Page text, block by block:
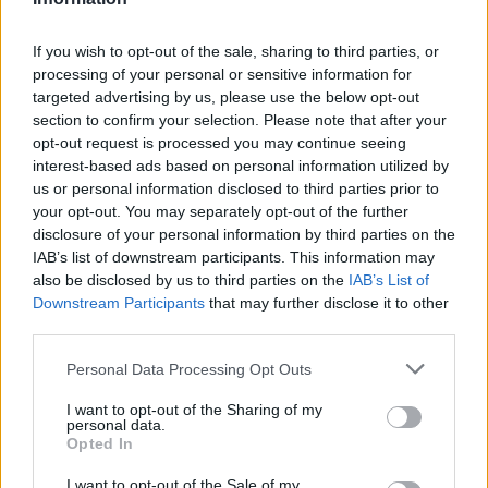
If you wish to opt-out of the sale, sharing to third parties, or
processing of your personal or sensitive information for
targeted advertising by us, please use the below opt-out
section to confirm your selection. Please note that after your
opt-out request is processed you may continue seeing
interest-based ads based on personal information utilized by
us or personal information disclosed to third parties prior to
your opt-out. You may separately opt-out of the further
disclosure of your personal information by third parties on the
IAB’s list of downstream participants. This information may
also be disclosed by us to third parties on the IAB’s List of
Downstream Participants that may further disclose it to other
Personal Data Processing Opt Outs
I want to opt-out of the Sharing of my
personal data.
Opted In
Απομακρυσμένης Πρόσβασης για
Επιχειρήσεις και Ιδιώτες
Rittal Greece – Λύσεις Cooling για τα
Data Center Επόμενης Γενιάς
Post-Quantum Cryptography: Τι
σημαίνει πρακτικά για τις ελληνικές
επιχειρήσεις
Browser extensions: Ένα αυξανόμενο
πεδίο επιθέσεων
περιβάλλοντα απειλών. Επενδύστε σε εκπαίδευση και
πόρους που ενισχύουν την προσαρμοστικότητα των
εργαζομένων.
Χρησιμοποιήστε στοιχεία πληροφοριών για απειλές
threat
Αξιοποιήστε στοιχεία πληροφοριών για απειλές πραγματικού
χρόνου για να λαμβάνετε προληπτικές και περισσότερο
τεκμηριωμένες αποφάσεις. Προσαρμόστε τις πολιτικές, τα
εργαλεία και τα πρωτόκολλά σας με βάση πληροφορίες που
βασίζονται σε δεδομένα, ώστε να μπορείτε να προσαρμόζετε
τις άμυνες σας απρόσκοπτα καθώς προκύπτουν νέες απειλές.
Μοιραστείτε πληροφορίες σε πραγματικό χρόνο για
προσαρμοστικότητα σε πραγματικό χρόνο: Να
ενημερώνετε διαρκώς τους υπαλλήλους σας για τις
προσαρμόζονται σε αυτούς. Μοιραστείτε πληροφορίες και
κλάδο για να αποκτήσετε μια ευρύτερη άποψη του τοπίου
των απειλών και να τροποποιείτε προληπτικά τις άμυνες σας.